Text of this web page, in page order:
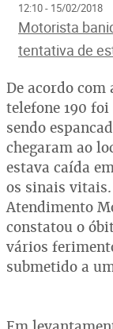
12:10 - 15/02/2018
Motorista
tentativa de
De acordo
telefone 190
sendo
chegaram ao
estava caída
os sinais vitais.
Atendimento
constatou o
vários
submetido a